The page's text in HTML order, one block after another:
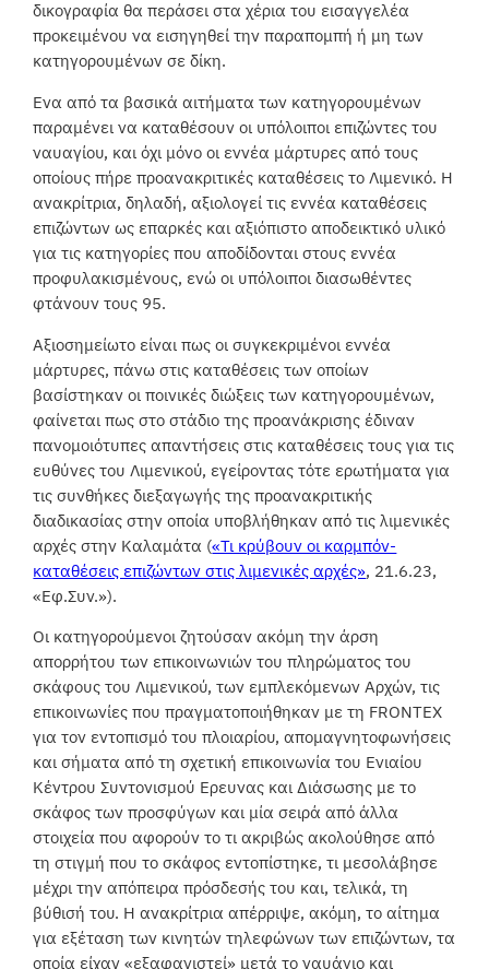
δικογραφία θα περάσει στα χέρια του εισαγγελέα
προκειμένου να εισηγηθεί την παραπομπή ή μη των
κατηγορουμένων σε δίκη.
Ενα από τα βασικά αιτήματα των κατηγορουμένων
παραμένει να καταθέσουν οι υπόλοιποι επιζώντες του
ναυαγίου, και όχι μόνο οι εννέα μάρτυρες από τους
οποίους πήρε προανακριτικές καταθέσεις το Λιμενικό. Η
ανακρίτρια, δηλαδή, αξιολογεί τις εννέα καταθέσεις
επιζώντων ως επαρκές και αξιόπιστο αποδεικτικό υλικό
για τις κατηγορίες που αποδίδονται στους εννέα
προφυλακισμένους, ενώ οι υπόλοιποι διασωθέντες
φτάνουν τους 95.
Αξιοσημείωτο είναι πως οι συγκεκριμένοι εννέα
μάρτυρες, πάνω στις καταθέσεις των οποίων
βασίστηκαν οι ποινικές διώξεις των κατηγορουμένων,
φαίνεται πως στο στάδιο της προανάκρισης έδιναν
πανομοιότυπες απαντήσεις στις καταθέσεις τους για τις
ευθύνες του Λιμενικού, εγείροντας τότε ερωτήματα για
τις συνθήκες διεξαγωγής της προανακριτικής
διαδικασίας στην οποία υποβλήθηκαν από τις λιμενικές
αρχές στην Καλαμάτα («Τι κρύβουν οι καρμπόν-
καταθέσεις επιζώντων στις λιμενικές αρχές», 21.6.23,
«Εφ.Συν.»).
Οι κατηγορούμενοι ζητούσαν ακόμη την άρση
απορρήτου των επικοινωνιών του πληρώματος του
σκάφους του Λιμενικού, των εμπλεκόμενων Αρχών, τις
επικοινωνίες που πραγματοποιήθηκαν με τη FRONTEX
για τον εντοπισμό του πλοιαρίου, απομαγνητοφωνήσεις
και σήματα από τη σχετική επικοινωνία του Ενιαίου
Κέντρου Συντονισμού Ερευνας και Διάσωσης με το
σκάφος των προσφύγων και μία σειρά από άλλα
στοιχεία που αφορούν το τι ακριβώς ακολούθησε από
τη στιγμή που το σκάφος εντοπίστηκε, τι μεσολάβησε
μέχρι την απόπειρα πρόσδεσής του και, τελικά, τη
βύθισή του. Η ανακρίτρια απέρριψε, ακόμη, το αίτημα
για εξέταση των κινητών τηλεφώνων των επιζώντων, τα
οποία είχαν «εξαφανιστεί» μετά το ναυάγιο και